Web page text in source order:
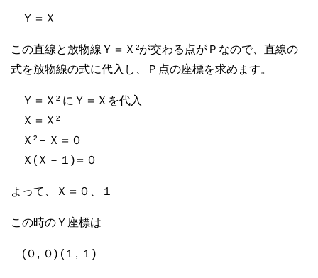
Ｙ＝Ｘ
この直線と放物線Ｙ＝Ｘ²が交わる点がＰなので、直線の
式を放物線の式に代入し、Ｐ点の座標を求めます。
Ｙ＝Ｘ² にＹ＝Ｘを代入
Ｘ＝Ｘ²
Ｘ²－Ｘ＝０
Ｘ(Ｘ－１)＝０
よって、Ｘ＝０、１
この時のＹ座標は
(０, ０) (１, １)